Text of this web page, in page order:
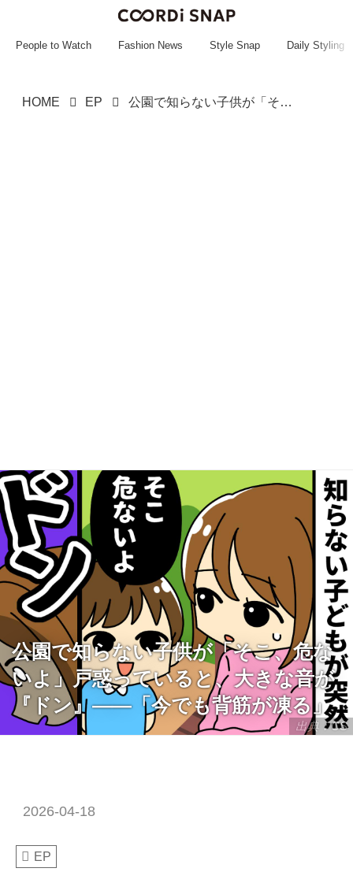
~~~~~~~~~~~
People to Watch Fashion News Style Snap Daily Styling
HOME EP 公園で知らない子供が「そこ、危ないよ」戸惑っていると、大きな音が『ドン』――「今でも背筋が凍る」
出典：CS
公園で知らない子供が「そこ、危な
いよ」戸惑っていると、大きな音が
『ドン』――「今でも背筋が凍る」
2026-04-18
EP